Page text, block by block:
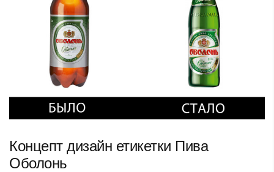
Концепт дизайн етикетки Пива
Оболонь